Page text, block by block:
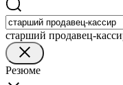
старший продавец-
Резюме